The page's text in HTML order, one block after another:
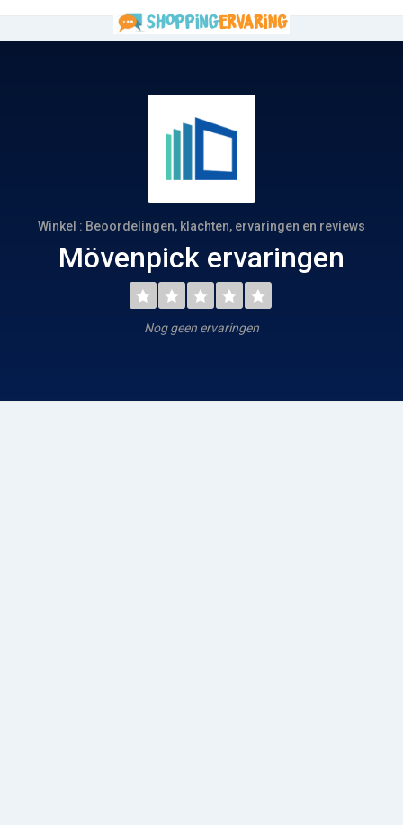
Winkel : Beoordelingen, klachten, ervaringen en reviews
Mövenpick ervaringen
Nog geen ervaringen